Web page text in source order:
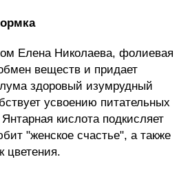
Елена Николаева, фолиевая
веществ и придает
здоровый изумрудный
усвоению питательных
кислота подкисляет
"женское счастье", а также
цветения.